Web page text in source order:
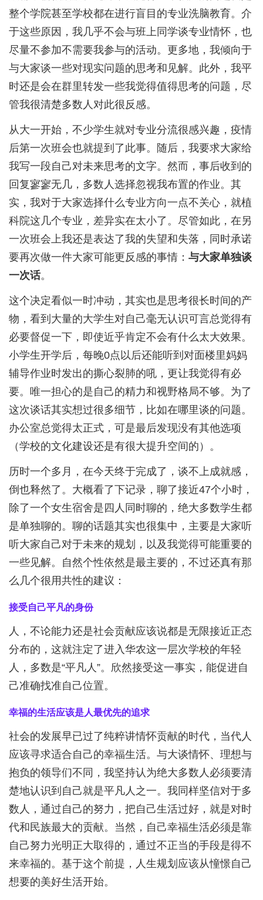
整个学院甚至学校都在进行盲目的专业洗脑教育。介
于这些原因，我几乎不会与班上同学谈专业情怀，也
尽量不参加不需要我参与的活动。更多地，我倾向于
与大家谈一些对现实问题的思考和见解。此外，我平
时还是会在群里转发一些我觉得值得思考的问题，尽
管我很清楚多数人对此很反感。
从大一开始，不少学生就对专业分流很感兴趣，疫情
后第一次班会也就提到了此事。随后，我要求大家给
我写一段自己对未来思考的文字。然而，事后收到的
回复寥寥无几，多数人选择忽视我布置的作业。其
实，我对于大家选择什么专业方向一点不关心，就植
科院这几个专业，差异实在太小了。尽管如此，在另
一次班会上我还是表达了我的失望和失落，同时承诺
要再次做一件大家可能更反感的事情： 与大家单独谈
一次话。
这个决定看似一时冲动，其实也是思考很长时间的产
物，看到大量的大学生对自己毫无认识可言总觉得有
必要督促一下，即使近乎肯定不会有什么太大效果。
小学生开学后，每晚0点以后还能听到对面楼里妈妈
辅导作业时发出的撕心裂肺的吼，更让我觉得有必
要。唯一担心的是自己的精力和视野格局不够。为了
这次谈话其实想过很多细节，比如在哪里谈的问题。
办公室总觉得太正式，可是最后发现没有其他选项
（学校的文化建设还是有很大提升空间的）。
历时一个多月，在今天终于完成了，谈不上成就感，
倒也释然了。大概看了下记录，聊了接近47个小时，
除了一个女生宿舍是四人同时聊的，绝大多数学生都
是单独聊的。聊的话题其实也很集中，主要是大家听
听大家自己对于未来的规划，以及我觉得可能重要的
一些见解。自然个性依然是最主要的，不过还真有那
么几个很用共性的建议：
接受自己平凡的身份
人，不论能力还是社会贡献应该说都是无限接近正态
分布的，这就注定了进入华农这一层次学校的年轻
人，多数是“平凡人”。欣然接受这一事实，能促进自
己准确找准自己位置。
幸福的生活应该是人最优先的追求
社会的发展早已过了纯粹讲情怀贡献的时代，当代人
应该寻求适合自己的幸福生活。与大谈情怀、理想与
抱负的领导们不同，我坚持认为绝大多数人必须要清
楚地认识到自己就是平凡人之一。我同样坚信对于多
数人，通过自己的努力，把自己生活过好，就是对时
代和民族最大的贡献。当然，自己幸福生活必须是靠
自己努力光明正大取得的，通过不正当的手段是得不
来幸福的。基于这个前提，人生规划应该从憧憬自己
想要的美好生活开始。